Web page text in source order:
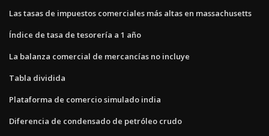
Las tasas de impuestos comerciales más altas en massachusetts
Índice de tasa de tesorería a 1 año
La balanza comercial de mercancías no incluye
Tabla dividida
Plataforma de comercio simulado india
Diferencia de condensado de petróleo crudo